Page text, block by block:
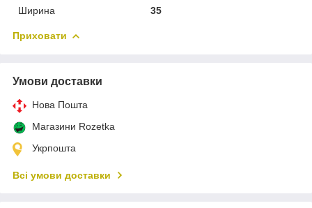
Ширина
35
Приховати
Умови доставки
Нова Пошта
Магазини Rozetka
Укрпошта
Всі умови доставки